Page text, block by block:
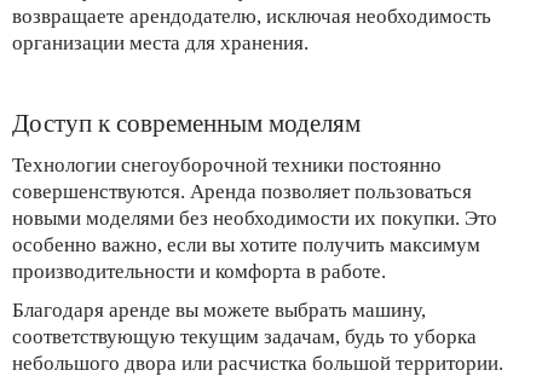
возвращаете арендодателю, исключая необходимость
организации места для хранения.
Доступ к современным моделям
Технологии снегоуборочной техники постоянно
совершенствуются. Аренда позволяет пользоваться
новыми моделями без необходимости их покупки. Это
особенно важно, если вы хотите получить максимум
производительности и комфорта в работе.
Благодаря аренде вы можете выбрать машину,
соответствующую текущим задачам, будь то уборка
небольшого двора или расчистка большой территории.